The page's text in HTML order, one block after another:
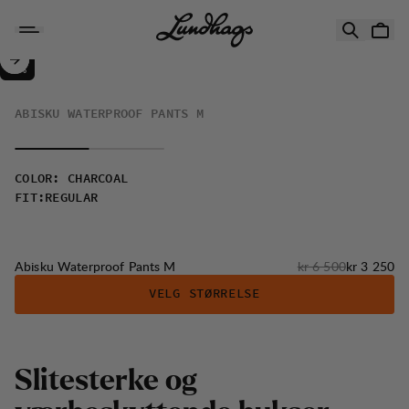
Abisku Waterproof Pants M
SALG :
50%
ABISKU WATERPROOF PANTS M
COLOR : CHARCOAL
FIT: REGULAR
Abisku Waterproof Pants M Originalpris:
kr 6 500Salgspris
kr 3 250
VELG STØRRELSE
Slitesterke og